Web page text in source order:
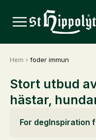
Hem › foder immun
Stort utbud
hästar,
For degInspiration